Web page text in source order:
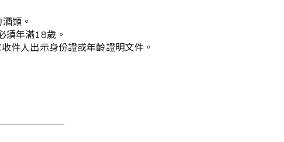
類。
須年滿18歲。
件人出示身份證或年齡證明文件。